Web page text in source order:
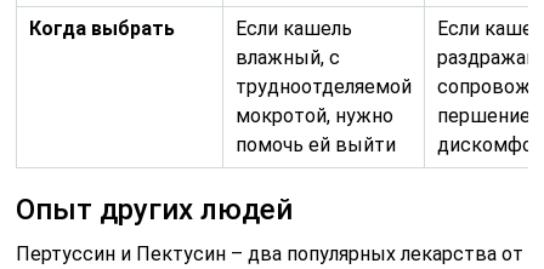
Когда выбрать
Если кашель
влажный, с
трудноотделяемой
мокротой, нужно
помочь ей выйти
Если
Опыт других людей
Пертуссин и Пектусин – два популярных лекарства от